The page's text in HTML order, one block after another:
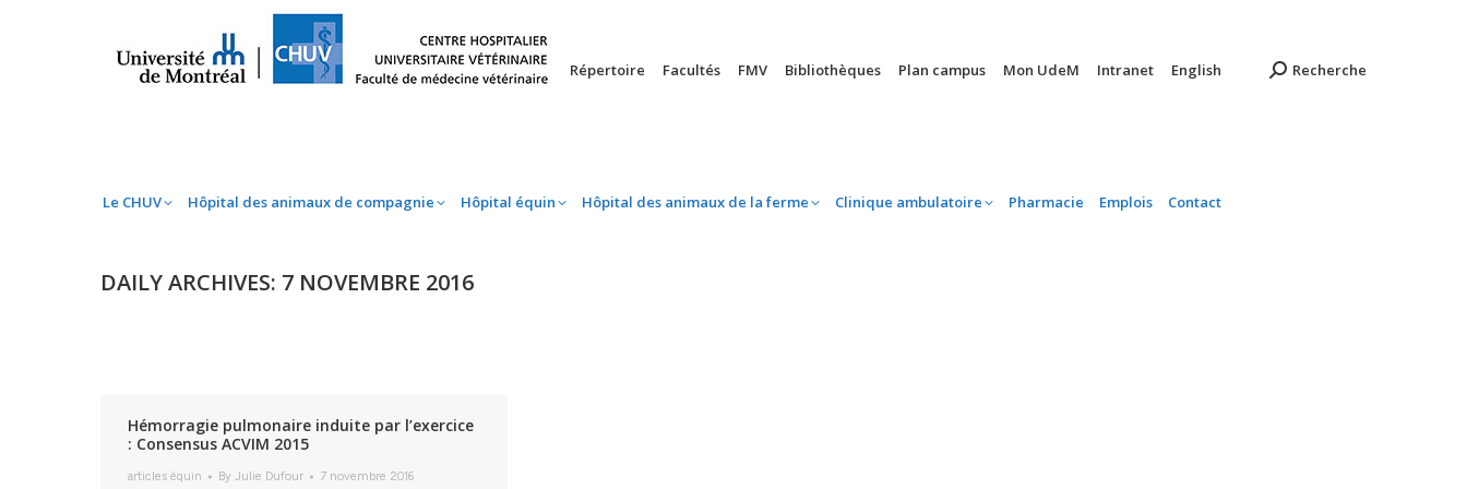
Répertoire Facultés FMV Bibliothèques Plan campus Mon UdeM Intranet English Recherche
Le CHUV Hôpital des animaux de compagnie Hôpital équin Hôpital des animaux de la ferme Clinique ambulatoire Pharmacie Emplois Contact
DAILY ARCHIVES: 7 NOVEMBRE 2016
Hémorragie pulmonaire induite par l’exercice
: Consensus ACVIM 2015
articles équin By Julie Dufour 7 novembre 2016
Le CHUV Hôpital des animaux de compagnie Hôpital équin